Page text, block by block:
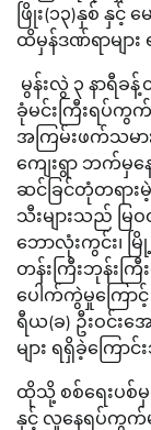
ဖြိုး(၁၃)နှစ် နှင့်
ထိမှန်ဒဏ်ရာမျာ
မွန်းလွဲ ၃ နာရီ
ခုံမင်းကြီးရပ်ကွ
အကြမ်းဖက်သမာ
ကျေးရွာ ဘက်မှန
ဆင်ခြင်တုံတရား
သီးများသည် မ
ဘောလုံးကွင်း၊ မ
တန်းကြီးဘုန်းက
ပေါက်ကွဲမှုကြော
ရီယ(ခ) ဦးဝင်းအ
များ ရရှိခဲ့ကြေ
ထိုသို့ စစ်ရေးပ
နှင့် လူနေရပ်ကွက်